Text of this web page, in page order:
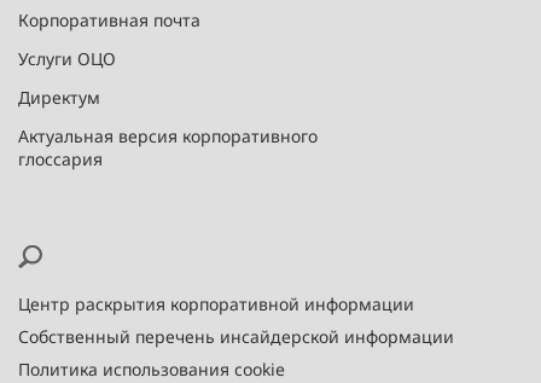
Корпоративная почта
Услуги ОЦО
Директум
Актуальная версия корпоративного
глоссария
Центр раскрытия корпоративной информации
Собственный перечень инсайдерской информации
Политика использования cookie